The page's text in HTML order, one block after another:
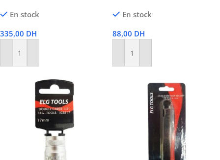
En stock
335,00 DH
Ajouter Au Panier
En stock
88,00 DH
Ajouter Au Panier